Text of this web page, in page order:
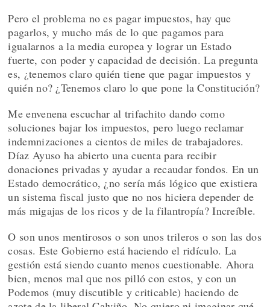
Pero el problema no es pagar impuestos, hay que
pagarlos, y mucho más de lo que pagamos para
igualarnos a la media europea y lograr un Estado
fuerte, con poder y capacidad de decisión. La pregunta
es, ¿tenemos claro quién tiene que pagar impuestos y
quién no? ¿Tenemos claro lo que pone la Constitución?
Me envenena escuchar al trifachito dando como
soluciones bajar los impuestos, pero luego reclamar
indemnizaciones a cientos de miles de trabajadores.
Díaz Ayuso ha abierto una cuenta para recibir
donaciones privadas y ayudar a recaudar fondos. En un
Estado democrático, ¿no sería más lógico que existiera
un sistema fiscal justo que no nos hiciera depender de
más migajas de los ricos y de la filantropía? Increíble.
O son unos mentirosos o son unos trileros o son las dos
cosas. Este Gobierno está haciendo el ridículo. La
gestión está siendo cuanto menos cuestionable. Ahora
bien, menos mal que nos pilló con estos, y con un
Podemos (muy discutible y criticable) haciendo de